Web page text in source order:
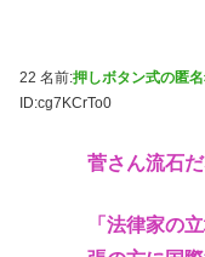
22 名前:押しボタン式の匿
ID:cg7KCrTo0
菅さん流石
「法律家の